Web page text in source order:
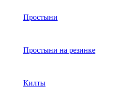
Простыни
Простыни на резинке
Килты